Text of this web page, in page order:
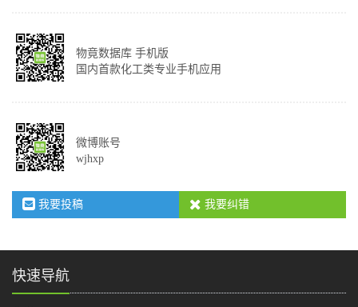
物竟数据库 手机版
国内首款化工类专业手机应用
微博账号
wjhxp
我要投稿 我要纠错
快速导航